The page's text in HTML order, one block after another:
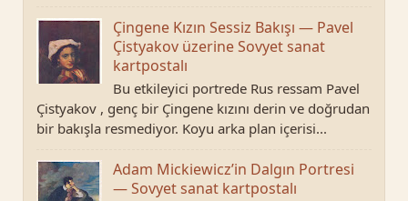
Çingene Kızın Sessiz Bakışı — Pavel
Çistyakov üzerine Sovyet sanat
kartpostalı
Bu etkileyici portrede Rus ressam Pavel
Çistyakov , genç bir Çingene kızını derin ve doğrudan
bir bakışla resmediyor. Koyu arka plan içerisi...
Adam Mickiewicz’in Dalgın Portresi
— Sovyet sanat kartpostalı